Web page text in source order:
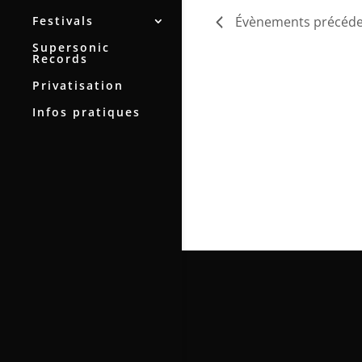
Festivals
Supersonic
Records
Privatisation
Infos pratiques
Évènements